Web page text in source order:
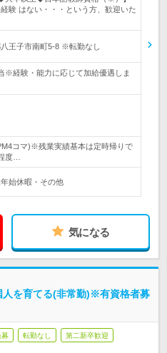
験 はない・・・という方、歓迎いた
王子市南町5-8 ※転勤なし
※経験・能力に応じて加給優遇しま
コマ)※残業実績基本は定時帰りで
度…
始休暇・その他
気になる
人を育てる(非常勤)※有資格者募
募 転勤なし 第二新卒歓迎